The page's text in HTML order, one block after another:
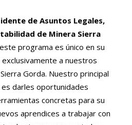
de Asuntos Legales,
de Minera Sierra
programa es único en su
a nuestros
Gorda. Nuestro principal
darles oportunidades
concretas para su
aprendices a trabajar con